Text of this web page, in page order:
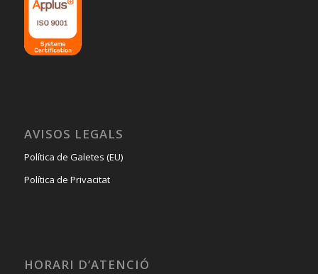
AVISOS LEGALS
Política de Galetes (EU)
Política de Privacitat
HORARI D’ATENCIÓ